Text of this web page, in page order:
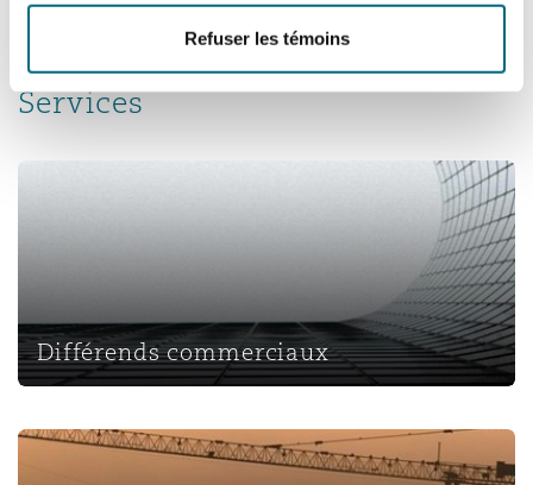
Refuser les témoins
Services
Différends commerciaux
Projets et construction